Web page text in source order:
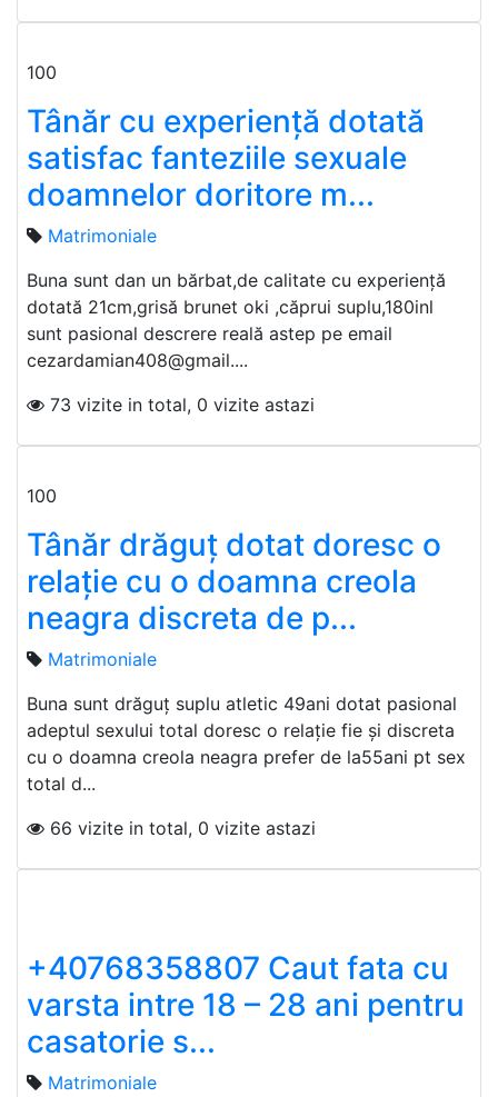
100
Tânăr cu experiență dotată
satisfac fanteziile sexuale
doamnelor doritore m...
Matrimoniale
Buna sunt dan un bărbat,de calitate cu experiență
dotată 21cm,grisă brunet oki ,căprui suplu,180inl
sunt pasional descrere reală astep pe email
cezardamian408@gmail....
73 vizite in total, 0 vizite astazi
100
Tânăr drăguț dotat doresc o
relație cu o doamna creola
neagra discreta de p...
Matrimoniale
Buna sunt drăguț suplu atletic 49ani dotat pasional
adeptul sexului total doresc o relație fie și discreta
cu o doamna creola neagra prefer de la55ani pt sex
total d...
66 vizite in total, 0 vizite astazi
+40768358807 Caut fata cu
varsta intre 18 – 28 ani pentru
casatorie s...
Matrimoniale